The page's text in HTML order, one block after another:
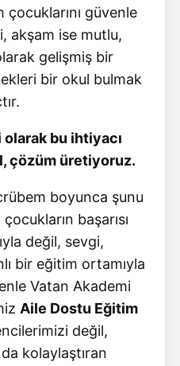
güvenle
akşam ise mutlu,
gelişmiş bir
bir okul bulmak
bu ihtiyacı
çözüm üretiyoruz.
boyunca şunu
başarısı
değil, sevgi,
bir eğitim ortamıyla
Vatan Akademi
Aile Dostu Eğitim
değil,
kolaylaştıran